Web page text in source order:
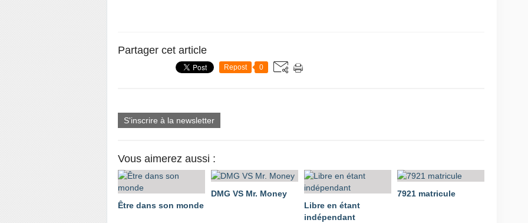
Partager cet article
Repost 0
S'inscrire à la newsletter
Vous aimerez aussi :
Être dans son monde
DMG VS Mr. Money
Libre en étant
indépendant
7921 matricule